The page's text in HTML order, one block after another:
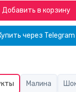
Добавить в корзину
через Telegram
Малина